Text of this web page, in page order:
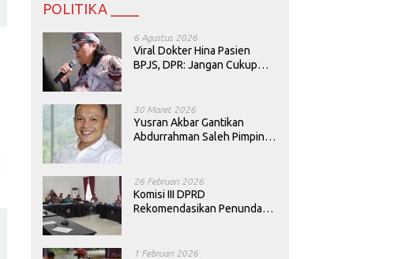
POLITIKA ____
6 Agustus 2026
Viral Dokter Hina Pasien
BPJS, DPR: Jangan Cukup
30 Maret 2026
Yusran Akbar Gantikan
Abdurrahman Saleh Pimpin
26 Februari 2026
Komisi III DPRD
Rekomendasikan Penundaan
1 Februari 2026